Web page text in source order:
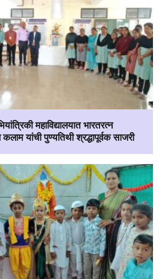
महाविद्यालयात भारतरत्न
यांची पुण्यतिथी श्रद्धापूर्वक साजरी